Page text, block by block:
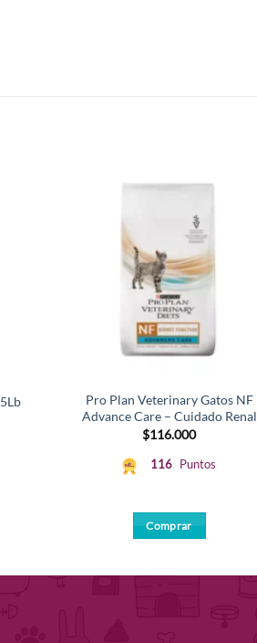
Pro Plan Veterinary Gatos NF
Advance Care – Cuidado Renal
$116.000
116 Puntos
Comprar